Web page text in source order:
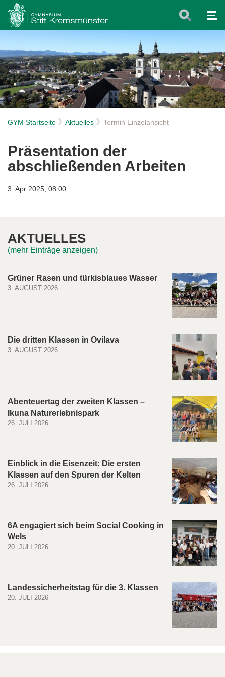
GYM Startseite Aktuelles Termin Einzelansicht
Präsentation der
abschließenden Arbeiten
3. Apr 2025, 08:00
AKTUELLES
(mehr Einträge anzeigen)
Grüner Rasen und türkisblaues Wasser
3. AUGUST 2026
Die dritten Klassen in Ovilava
3. AUGUST 2026
Abenteuertag der zweiten Klassen –
Ikuna Naturerlebnispark
26. JULI 2026
Einblick in die Eisenzeit: Die ersten
Klassen auf den Spuren der Kelten
26. JULI 2026
6A engagiert sich beim Social Cooking in
Wels
20. JULI 2026
Landessicherheitstag für die 3. Klassen
20. JULI 2026